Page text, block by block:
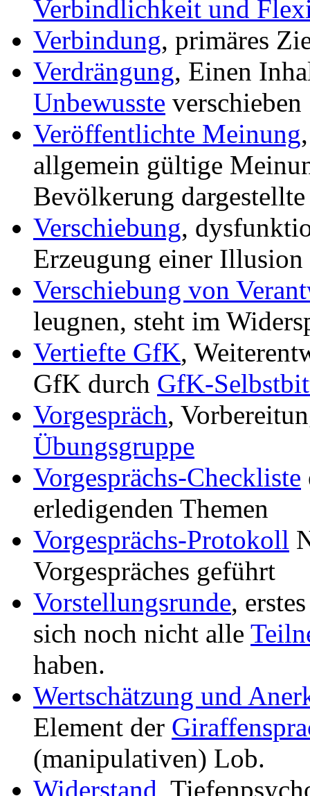
Verbindlichkeit und
Verbindung, primäres
Verdrängung, Einen
Unbewusste verschieben
Veröffentlichte Meinung
allgemein gültige
Bevölkerung
Verschiebung,
Erzeugung einer Illusion
Verschiebung von
leugnen, steht im
Vertiefte GfK,
GfK durch GfK-
Vorgespräch,
Übungsgruppe
Vorgesprächs-Checkliste
erledigenden Themen
Vorgesprächs-Protokoll
Vorgespräches geführt
Vorstellungsrunde,
sich noch nicht alle
haben.
Wertschätzung und
Element der
(manipulativen) Lob.
Widerstand ,